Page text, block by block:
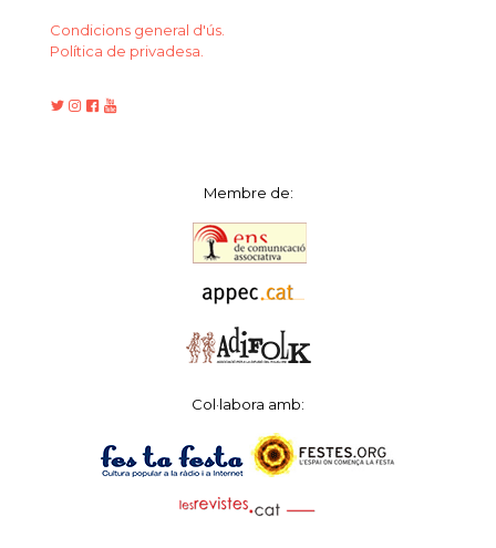
Condicions general d'ús.
Política de privadesa.
Membre de:
Col·labora amb: